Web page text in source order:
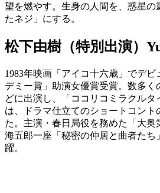
望を燃やす。生身の人間を、惑星の
たネジ」にする。
松下由樹（特別出演）
1983年映画「アイコ十六歳」でデビ
デミー賞」助演女優賞受賞。数多く
どに出演し、「ココリコミラクルタ
は、ドラマ仕立てのショートコント
た。主演・春日局役を務めた「大奥
海五郎一座「秘密の仲居と曲者たち
躍。